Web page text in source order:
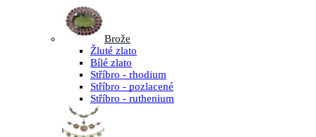
Brože
Žluté zlato
Bílé zlato
Stříbro - rhodium
Stříbro - pozlacené
Stříbro - ruthenium